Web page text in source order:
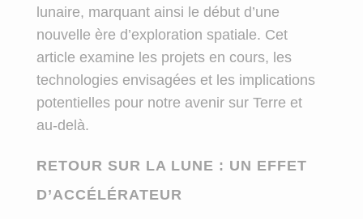
lunaire, marquant ainsi le début d’une
nouvelle ère d’exploration spatiale. Cet
article examine les projets en cours, les
technologies envisagées et les implications
potentielles pour notre avenir sur Terre et
au-delà.
RETOUR SUR LA LUNE : UN EFFET
D’ACCÉLÉRATEUR